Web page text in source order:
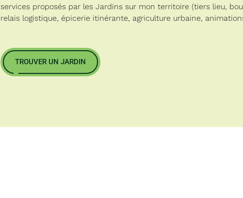
services proposés par les Jardins sur mon territoire (tiers lieu,
relais logistique, épicerie itinérante, agriculture urbaine,
TROUVER UN JARDIN